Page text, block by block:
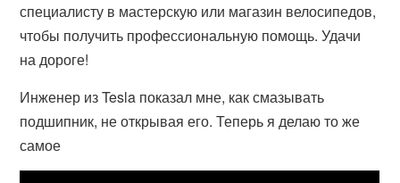
специалисту в мастерскую или магазин велосипедов,
чтобы получить профессиональную помощь. Удачи
на дороге!
Инженер из Tesla показал мне, как смазывать
подшипник, не открывая его. Теперь я делаю то же
самое